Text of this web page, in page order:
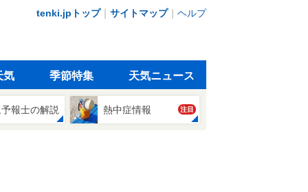
tenki.jpトップ｜ サイトマップ｜ ヘルプ
気 季節特集 天気ニュース
報士の解説 熱中症情報 注目